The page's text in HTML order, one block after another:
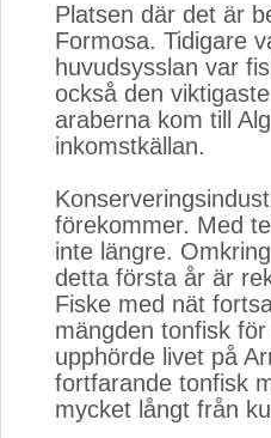
Platsen där det är
Formosa. Tidigare
huvudsysslan var
också den
araberna kom till
inkomstkällan.
förekommer. Med
inte längre.
detta första år är
Fiske med nät
mängden tonfisk
upphörde livet på
fortfarande tonfisk
mycket långt från